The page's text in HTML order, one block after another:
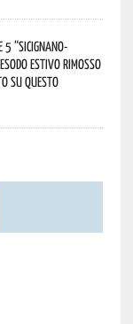
“Sicignano-
estivo rimosso
su questo